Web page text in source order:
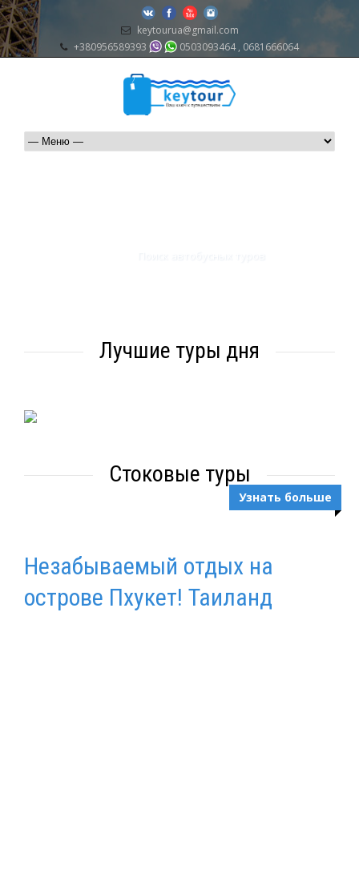
keytourua@gmail.com
+380956589393
0503093464 , 0681666064
Лучшие туры дня
Стоковые туры
Узнать больше
Незабываемый отдых на
острове Пхукет! Таиланд